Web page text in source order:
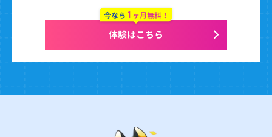
今なら 1 ヶ月無料！
体験はこちら